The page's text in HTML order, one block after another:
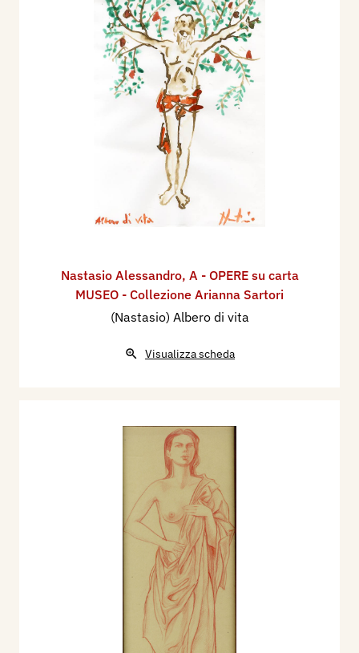
Nastasio Alessandro, A - OPERE su carta
MUSEO - Collezione Arianna Sartori
(Nastasio) Albero di vita
Visualizza scheda